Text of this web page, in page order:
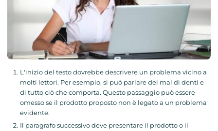
L'inizio del testo dovrebbe descrivere un problema vicino a
molti lettori. Per esempio, si può parlare del mal di denti e
di tutto ciò che comporta. Questo passaggio può essere
omesso se il prodotto proposto non è legato a un problema
evidente.
Il paragrafo successivo deve presentare il prodotto o il